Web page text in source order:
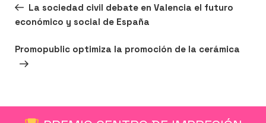
Entrada
anterior:
ANTERIOR
La sociedad civil debate en Valencia el futuro
económico y social de España
Siguiente
entrada
SIGUIENTE
Promopublic optimiza la promoción de la cerámica